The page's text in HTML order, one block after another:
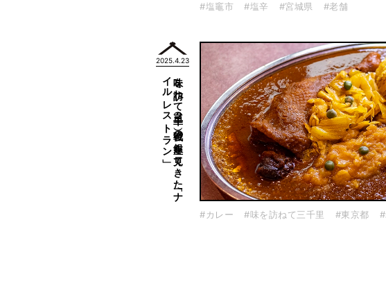
#塩竈市 #塩辛 #宮城県 #老舗
2025.4.23
味を
訪ね
て
三千里（2
）戦後の
銀座を
見て
き
た
「ナ
イ
ル
レ
ス
ト
ラ
ン
」
#カレー #味を訪ねて三千里 #東京都